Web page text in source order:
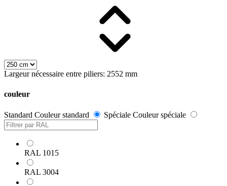
Largeur nécessaire entre piliers: 2552 mm
couleur
Standard Couleur standard Spéciale Couleur spéciale
RAL 1015
RAL 3004